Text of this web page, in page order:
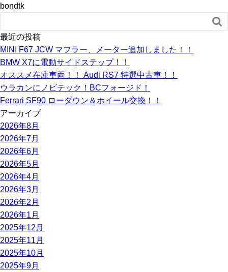
bondtk

最近の投稿
MINI F67 JCW マフラー、メーター追加しました！！
BMW X7に電動サイドステップ！！
オススメ在庫車両！！ Audi RS7 特選中古車！！
ウラカンにノビテック！BCフォージド！
Ferrari SF90 ローダウン＆ホイール交換！！
アーカイブ
2026年8月
2026年7月
2026年6月
2026年5月
2026年4月
2026年3月
2026年2月
2026年1月
2025年12月
2025年11月
2025年10月
2025年9月